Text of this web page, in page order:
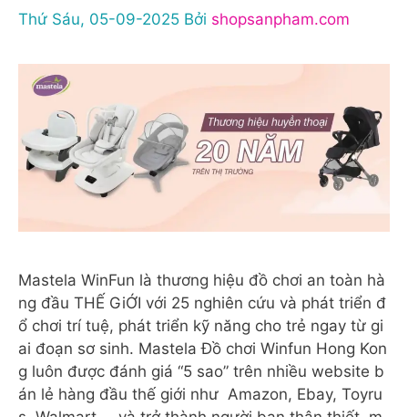
Thứ Sáu, 05-09-2025 Bởi shopsanpham.com
Mastela WinFun là thương hiệu đồ chơi an toàn hà
ng đầu THẾ GiỚI với 25 nghiên cứu và phát triển đ
ổ chơi trí tuệ, phát triển kỹ năng cho trẻ ngay từ gi
ai đoạn sơ sinh. Mastela Đồ chơi Winfun Hong Kon
g luôn được đánh giá “5 sao” trên nhiều website b
án lẻ hàng đầu thế giới như Amazon, Ebay, Toyru